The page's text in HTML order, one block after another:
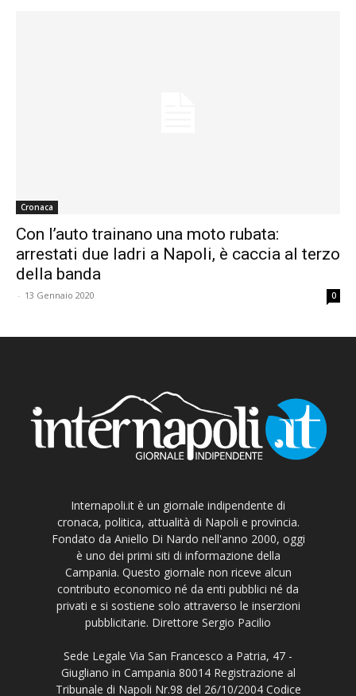
Cronaca
Con l’auto trainano una moto rubata:
arrestati due ladri a Napoli, è caccia al terzo
della banda
- 13 Gennaio 2020 0
Internapoli.it è un giornale indipendente di
cronaca, politica, attualità di Napoli e provincia.
Fondato da Aniello Di Nardo nell'anno 2000, oggi
è uno dei primi siti di informazione della
Campania. Questo giornale non riceve alcun
contributo economico né da enti pubblici né da
privati e si sostiene solo attraverso le inserzioni
pubblicitarie. Direttore Sergio Pacilio
Sede Legale Via San Francesco a Patria, 47 -
Giugliano in Campania 80014 Registrazione al
Tribunale di Napoli Nr.98 del 26/10/2004 Codice